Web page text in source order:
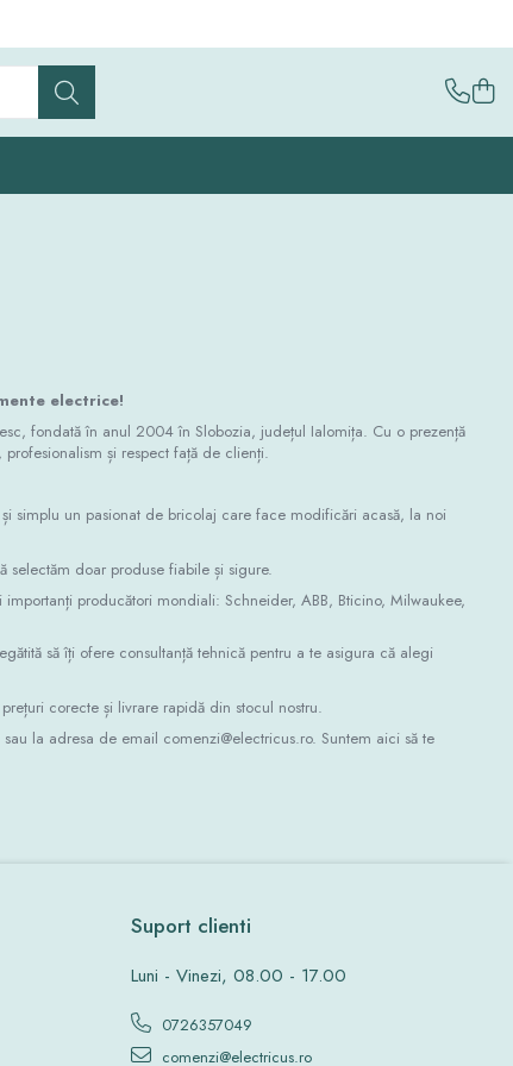
electrice!
fondată în anul 2004 în Slobozia, județul Ialomița. Cu o prezență
și respect față de clienți.
simplu un pasionat de bricolaj care face modificări acasă, la noi
doar produse fiabile și sigure.
producători mondiali: Schneider, ABB, Bticino, Milwaukee,
să îți ofere consultanță tehnică pentru a te asigura că alegi
corecte și livrare rapidă din stocul nostru.
sau la adresa de email comenzi@electricus.ro. Suntem aici să te
Suport clienti
Luni - Vinezi, 08.00 - 17.00
0726357049
comenzi@electricus.ro